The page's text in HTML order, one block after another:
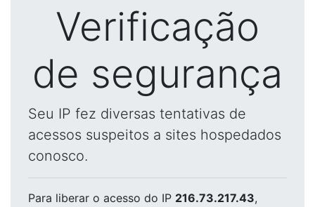
Verificação
de segurança
Seu IP fez diversas tentativas de
acessos suspeitos a sites hospedados
conosco.
Para liberar o acesso do IP 216.73.217.43,